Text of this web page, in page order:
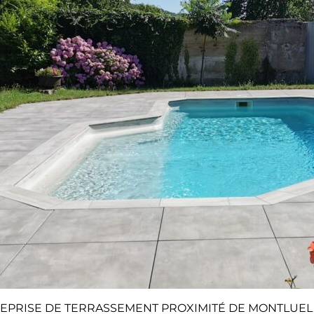
DE TERRASSEMENT PROXIMITÉ DE MONTLUEL